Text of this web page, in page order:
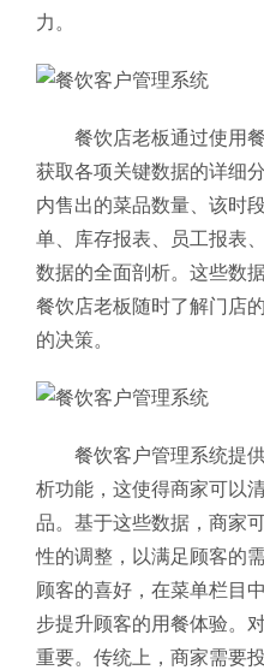
力。
餐饮店老板通过使用
获取各项关键数据的详细
内售出的菜品数量、该时
单、库存报表、员工报表
数据的全面剖析。这些数
餐饮店老板随时了解门店
的决策。
餐饮客户管理系统提
析功能，这使得商家可以
品。基于这些数据，商家
性的调整，以满足顾客的
顾客的喜好，在菜单栏目
步提升顾客的用餐体验。
重要。传统上，商家需要